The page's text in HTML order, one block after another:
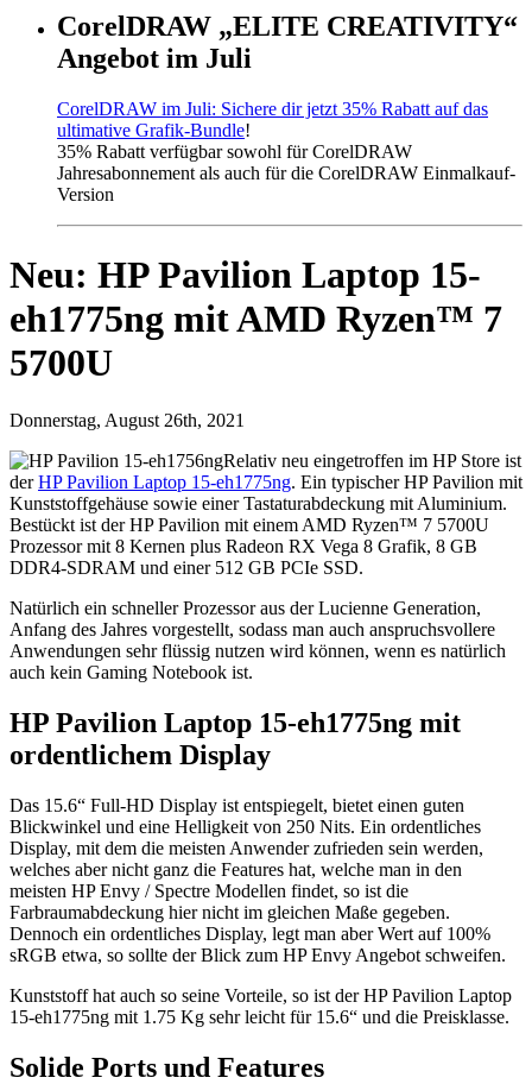
CorelDRAW „ELITE CREATIVITY“
Angebot im Juli
CorelDRAW im Juli: Sichere dir jetzt 35% Rabatt auf das
ultimative Grafik-Bundle!
35% Rabatt verfügbar sowohl für CorelDRAW
Jahresabonnement als auch für die CorelDRAW Einmalkauf-
Version
Neu: HP Pavilion Laptop 15-
eh1775ng mit AMD Ryzen™ 7
5700U
Donnerstag, August 26th, 2021
Relativ neu eingetroffen im HP Store ist
derHP Pavilion Laptop 15-eh1775ng. Ein typischer HP Pavilion mit
Kunststoffgehäuse sowie einer Tastaturabdeckung mit Aluminium.
Bestückt ist der HP Pavilion mit einem AMD Ryzen™ 7 5700U
Prozessor mit 8 Kernen plus Radeon RX Vega 8 Grafik, 8 GB
DDR4-SDRAM und einer 512 GB PCIe SSD.
Natürlich ein schneller Prozessor aus der Lucienne Generation,
Anfang des Jahres vorgestellt, sodass man auch anspruchsvollere
Anwendungen sehr flüssig nutzen wird können, wenn es natürlich
auch kein Gaming Notebook ist.
HP Pavilion Laptop 15-eh1775ng mit
ordentlichem Display
Das 15.6“ Full-HD Display ist entspiegelt, bietet einen guten
Blickwinkel und eine Helligkeit von 250 Nits. Ein ordentliches
Display, mit dem die meisten Anwender zufrieden sein werden,
welches aber nicht ganz die Features hat, welche man in den
meisten HP Envy / Spectre Modellen findet, so ist die
Farbraumabdeckung hier nicht im gleichen Maße gegeben.
Dennoch ein ordentliches Display, legt man aber Wert auf 100%
sRGB etwa, so sollte der Blick zum HP Envy Angebot schweifen.
Kunststoff hat auch so seine Vorteile, so ist der HP Pavilion Laptop
15-eh1775ng mit 1.75 Kg sehr leicht für 15.6“ und die Preisklasse.
Solide Ports und Features